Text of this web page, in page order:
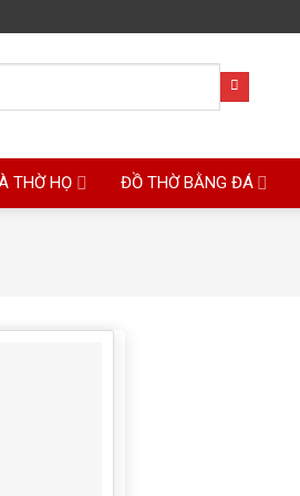
THỜ HỌ ĐỒ THỜ BẰNG ĐÁ